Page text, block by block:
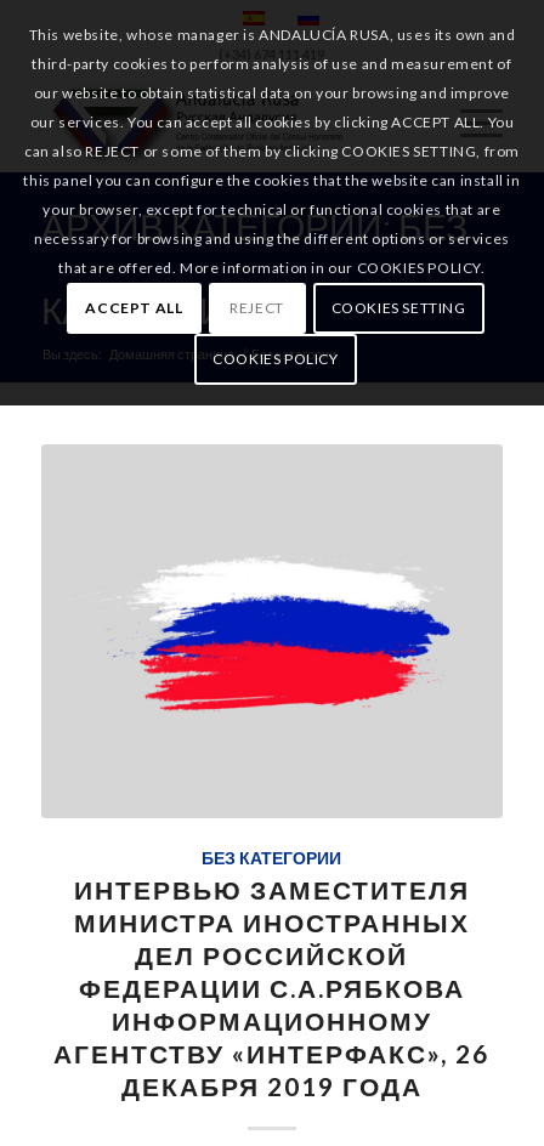
АРХИВ КАТЕГОРИИ: БЕЗ
КАТЕГОРИИ
Вы здесь: Домашняя страница / Без категории
БЕЗ КАТЕГОРИИ
ИНТЕРВЬЮ ЗАМЕСТИТЕЛЯ
МИНИСТРА ИНОСТРАННЫХ
ДЕЛ РОССИЙСКОЙ
ФЕДЕРАЦИИ С.А.РЯБКОВА
ИНФОРМАЦИОННОМУ
АГЕНТСТВУ «ИНТЕРФАКС», 26
ДЕКАБРЯ 2019 ГОДА
This website, whose manager is ANDALUCÍA RUSA, uses its own and
third-party cookies to perform analysis of use and measurement of
our website to obtain statistical data on your browsing and improve
our services. You can accept all cookies by clicking ACCEPT ALL. You
can also REJECT or some of them by clicking COOKIES SETTING, from
this panel you can configure the cookies that the website can install in
your browser, except for technical or functional cookies that are
necessary for browsing and using the different options or services
that are offered. More information in our COOKIES POLICY.
ACCEPT ALL REJECT COOKIES SETTING
COOKIES POLICY